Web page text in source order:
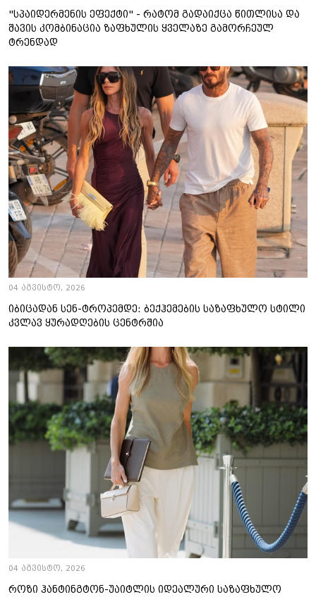
"სპაიდერმენის ეფექტი" - რატომ გადაიქცა წითლისა და
შავის კომბინაცია ზაფხულის ყველაზე გამორჩეულ
ტრენდად
04 აგვისტო, 2026
იბიცადან სენ-ტროპემდე: ბექჰემების საზაფხულო სტილი
კვლავ ყურადღების ცენტრშია
04 აგვისტო, 2026
როზი ჰანტინგტონ-უაიტლის იდეალური საზაფხულო